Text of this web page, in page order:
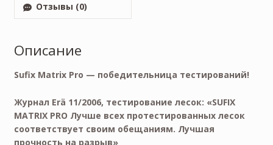
Отзывы (0)
Описание
Sufix Matrix Pro — победительница тестирований!
Журнал Erä 11/2006, тестирование лесок: «SUFIX
MATRIX PRO Лучше всех протестированных лесок
соответствует своим обещаниям. Лучшая
прочность на разрыв»